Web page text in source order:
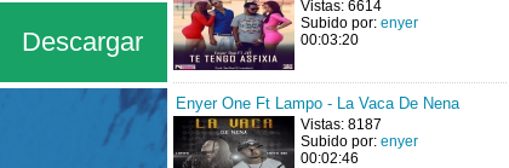
Descargar
Vistas: 6614
Subido por: enyer
00:03:20
Enyer One Ft Lampo - La Vaca De Nena
Vistas: 8187
Subido por: enyer
00:02:46